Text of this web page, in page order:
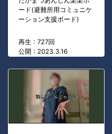
ード(避難所用コミュニケ
ーション支援ボード)
再生 : 727回
公開 : 2023.3.16